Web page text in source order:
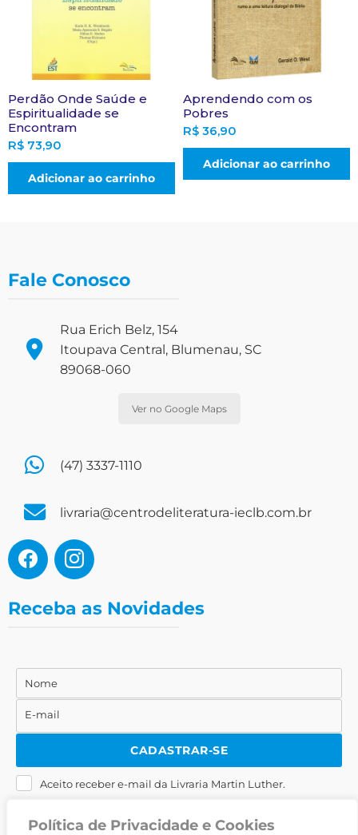
Política de Privacidade e Cookies
Perdão Onde Saúde e
Espiritualidade se
Encontram
R$ 73,90
Adicionar ao carrinho
Aprendendo com os
Pobres
R$ 36,90
Adicionar ao carrinho
Fale Conosco
Rua Erich Belz, 154
Itoupava Central, Blumenau, SC
89068-060
Ver no Google Maps
(47) 3337-1110
livraria@centrodeliteratura-ieclb.com.br
Receba as Novidades
Nome
Nome
E-
mail
E-mail
CADASTRAR-SE
Aceito receber e-mail da Livraria Martin Luther.